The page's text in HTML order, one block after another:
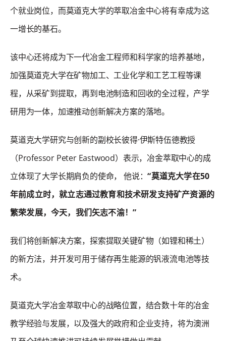
个就业岗位，而莫道克大学的萃取冶金中心将有幸成为这
一增长的基石。
该中心还将成为下一代冶金工程师和科学家的培养基地，
加强莫道克大学在矿物加工、工业化学和工艺工程等课
程，从采矿到提取，再到电池制造和回收的全过程，产学
研用为一体，加速推动创新解决方案的落地。
莫道克大学研究与创新的副校长彼得·伊斯特伍德教授
（Professor Peter Eastwood）表示，冶金萃取中心的成
立体现了大学长期肩负的使命， 他说：“莫道克大学在50
年前成立时，就立志通过教育和技术研发支持矿产资源的
繁荣发展，今天，我们矢志不渝！”
我们将创新解决方案，探索提取关键矿物（如锂和稀土）
的新方法，并开发可用于储存再生能源的钒液流电池等技
术。
莫道克大学冶金萃取中心的战略位置，结合数十年的冶金
教学经验与发展，以及强大的政府和企业支持，将为澳洲